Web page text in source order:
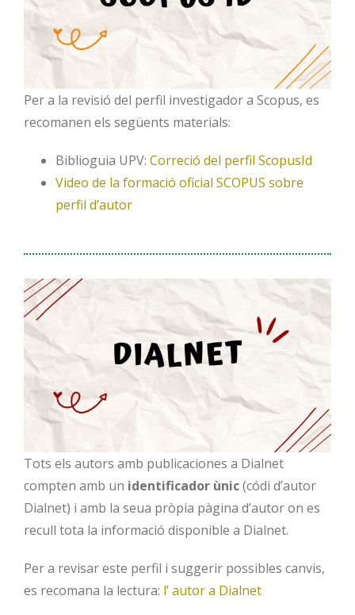
Per a la revisió del perfil investigador a Scopus, es
recomanen els següents materials:
Biblioguia UPV: Correció del perfil ScopusId
Video de la formació oficial SCOPUS sobre
perfil d’autor
Tots els autors amb publicaciones a Dialnet
compten amb un identificador ùnic(códi d’autor
Dialnet) i amb la seua pròpia pàgina d’autor on es
recull tota la informació disponible a Dialnet.
Per a revisar este perfil i suggerir possibles canvis,
es recomana la lectura: l’ autor a Dialnet